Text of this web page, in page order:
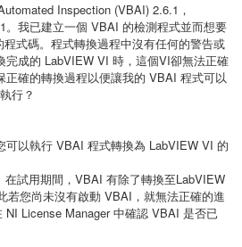
Inspection (VBAI) 2.6.1，
。我已建立一個 VBAI 的檢測程式並而想要
式碼。程式轉換過程中沒有任何的警告或
完成的 LabVIEW VI 時，這個VI卻無法正確
正確的轉換過程以便讓我的 VBAI 程式可以
行？
可以執行 VBAI 程式轉換為 LabVIEW VI 的
試用期間，VBAI 有除了轉換至LabVIEW
若您尚未沒有啟動 VBAI，就無法正確的進
NI License Manager 中確認 VBAI 是否已